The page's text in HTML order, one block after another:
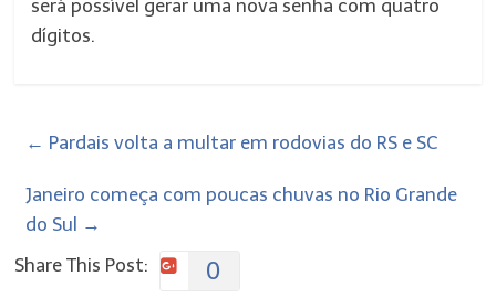
será possível gerar uma nova senha com quatro
dígitos.
← Pardais volta a multar em rodovias do RS e SC
Janeiro começa com poucas chuvas no Rio Grande
do Sul →
Share This Post:
0